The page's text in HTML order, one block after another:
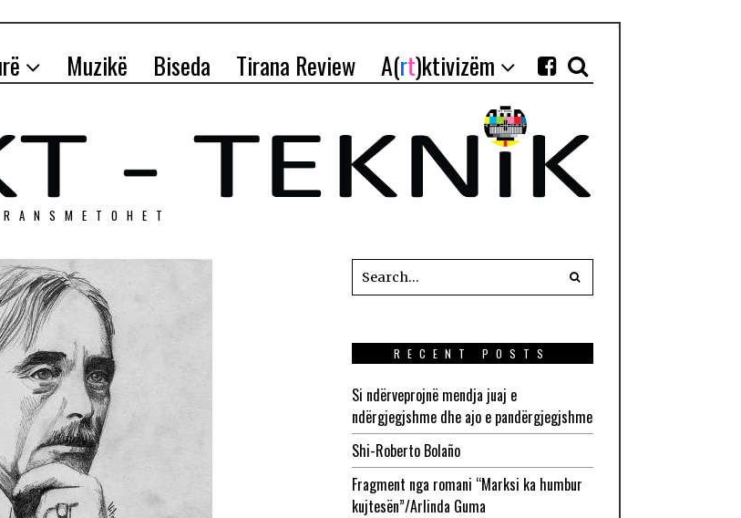
Muzikë Biseda Tirana Review A(rt)ktivizëm
RECENT POSTS
Si ndërveprojnë mendja juaj e
ndërgjegjshme dhe ajo e pandërgjegjshme
Shi-Roberto Bolaño
Fragment nga romani “Marksi ka humbur
kujtesën”/Arlinda Guma